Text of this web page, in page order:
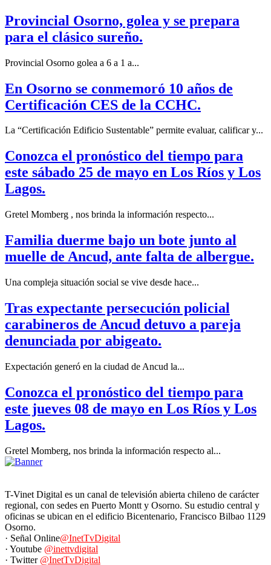
Provincial Osorno, golea y se prepara
para el clásico sureño.
Provincial Osorno golea a 6 a 1 a...
En Osorno se conmemoró 10 años de
Certificación CES de la CCHC.
La “Certificación Edificio Sustentable” permite evaluar, calificar y...
Conozca el pronóstico del tiempo para
este sábado 25 de mayo en Los Ríos y Los
Lagos.
Gretel Momberg , nos brinda la información respecto...
Familia duerme bajo un bote junto al
muelle de Ancud, ante falta de albergue.
Una compleja situación social se vive desde hace...
Tras expectante persecución policial
carabineros de Ancud detuvo a pareja
denunciada por abigeato.
Expectación generó en la ciudad de Ancud la...
Conozca el pronóstico del tiempo para
este jueves 08 de mayo en Los Ríos y Los
Lagos.
Gretel Momberg, nos brinda la información respecto al...
T-Vinet Digital es un canal de televisión abierta chileno de carácter
regional, con sedes en Puerto Montt y Osorno. Su estudio central y
oficinas se ubican en el edificio Bicentenario, Francisco Bilbao 1129
Osorno.
· Señal Online@InetTvDigital
· Youtube @inettvdigital
· Twitter @InetTvDigital